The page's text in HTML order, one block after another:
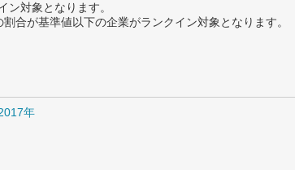
ン対象となります。
合が基準値以下の企業がランクイン対象となります。
年